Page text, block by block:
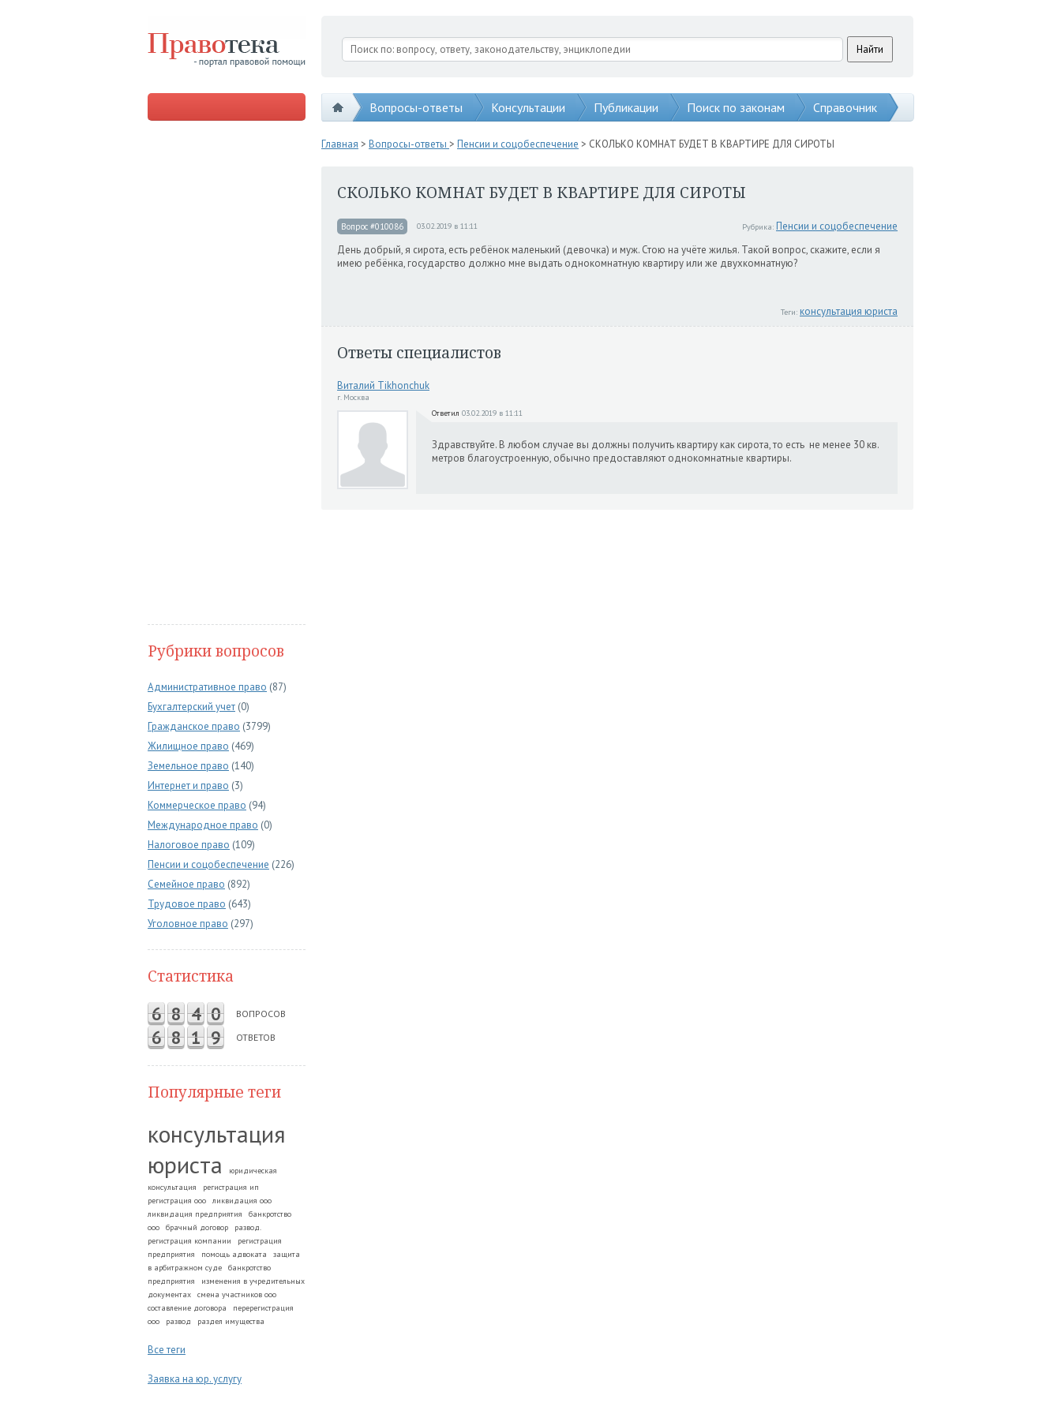
Вопросы-ответы Консультации Публикации Поиск по законам Справочник
Рубрики вопросов
Административное право (87)
Бухгалтерский учет (0)
Гражданское право (3799)
Жилищное право (469)
Земельное право (140)
Интернет и право (3)
Коммерческое право (94)
Международное право (0)
Налоговое право (109)
Пенсии и соцобеспечение (226)
Семейное право (892)
Трудовое право (643)
Уголовное право (297)
Статистика
6 8 4 0 ВОПРОСОВ
6 8 1 9 ОТВЕТОВ
Популярные теги
консультация
юриста
юридическая
консультация
регистрация ип
регистрация ооо
ликвидация ооо
ликвидация предприятия
банкротство
ооо
брачный договор
развод.
регистрация компании
регистрация
предприятия
помощь адвоката
защита
в арбитражном суде
банкротство
предприятия
изменения в учредительных
документах
смена участников ооо
составление договора
перерегистрация
ооо
развод раздел имущества
Все теги
Заявка на юр. услугу
Главная > Вопросы-ответы > Пенсии и соцобеспечение > СКОЛЬКО КОМНАТ БУДЕТ В КВАРТИРЕ ДЛЯ СИРОТЫ
СКОЛЬКО КОМНАТ БУДЕТ В КВАРТИРЕ ДЛЯ СИРОТЫ
Вопрос #010086 03.02.2019 в 11:11 Рубрика: Пенсии и соцобеспечение
День добрый, я сирота, есть ребёнок маленький (девочка) и муж. Стою на учёте жилья. Такой вопрос, скажите, если я
имею ребёнка, государство должно мне выдать однокомнатную квартиру или же двухкомнатную?
Теги: консультация юриста
Ответы специалистов
Виталий Tikhonchuk
г. Москва
Ответил 03.02.2019 в 11:11
Здравствуйте. В любом случае вы должны получить квартиру как сирота, то есть не менее 30 кв.
метров благоустроенную, обычно предоставляют однокомнатные квартиры.